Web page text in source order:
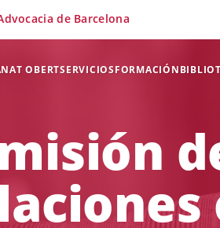
OBERTSERVICIOSFORMACIÓN
de Barcelona